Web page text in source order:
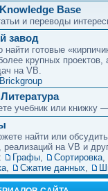
Base
и переводы
завод
готовые
крупных
на VB.
Brickgroup
учебник или книжку
найти или
реализаций на VB и
Графы, Сортировка,
, Сжатие данных,